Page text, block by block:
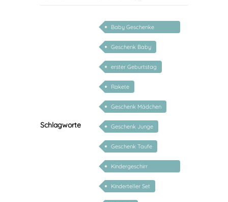
Schlagworte
Baby Geschenke
personalisierbar
Geschenk Baby
erster Geburtstag
Rakete
Geschenk Mädchen
Geschenk Junge
Geschenk Taufe
Kindergeschirr
personalisiert
Kinderteller Set